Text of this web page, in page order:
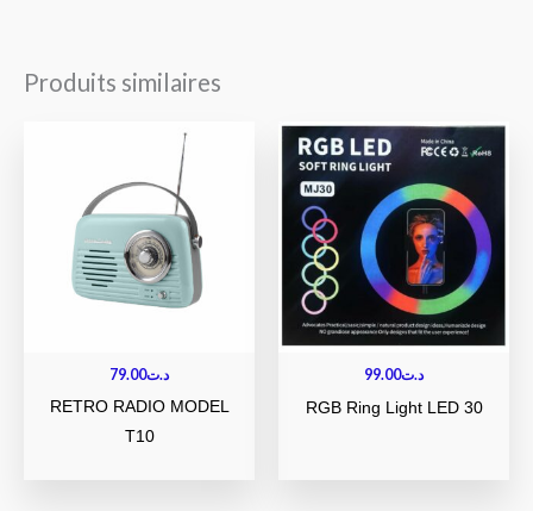
Produits similaires
د.ت79.00
RETRO RADIO MODEL
T10
د.ت99.00
RGB Ring Light LED 30